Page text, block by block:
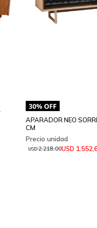
APARADOR NEO
CM
USD
USD2.218,00